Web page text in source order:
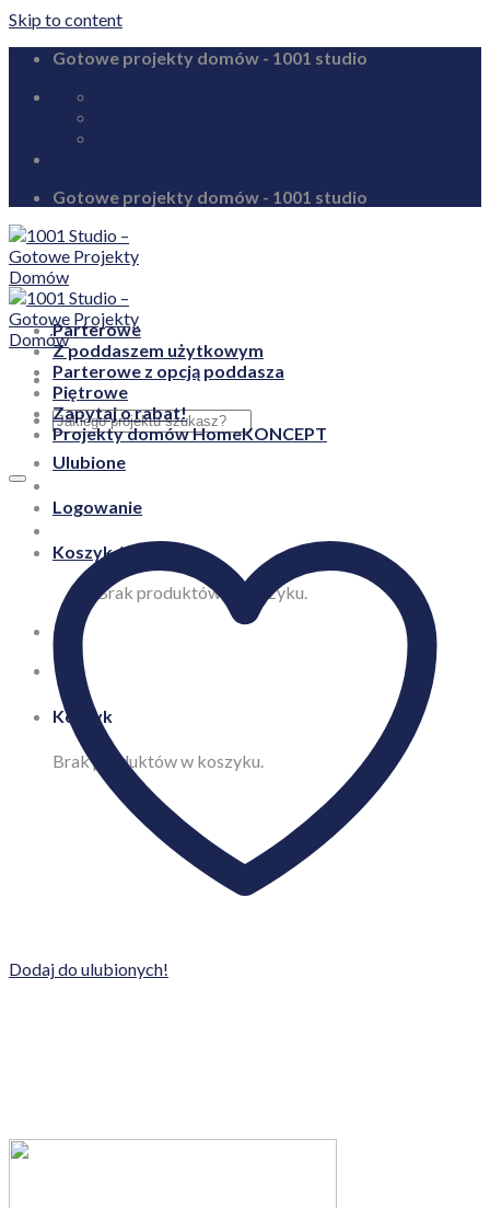
Skip to content
Gotowe projekty domów - 1001 studio
Gotowe projekty domów - 1001 studio
Ulubione
Logowanie
Koszyk /0,00
Brak produktów w koszyku.
Koszyk
Brak produktów w koszyku.
Parterowe
Z poddaszem użytkowym
Parterowe z opcją poddasza
Piętrowe
Zapytaj o rabat!
Projekty domów HomeKONCEPT
Dodaj do ulubionych!